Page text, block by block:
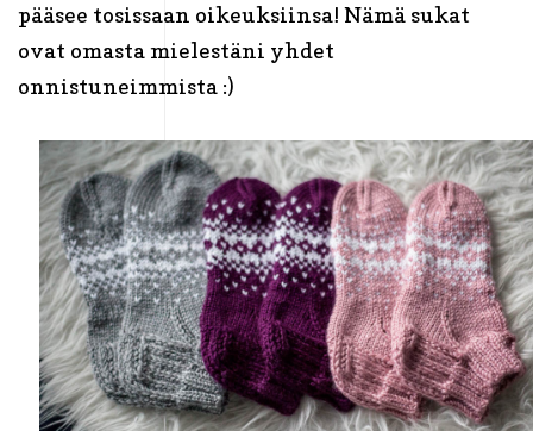
pääsee tosissaan oikeuksiinsa! Nämä sukat
ovat omasta mielestäni yhdet
onnistuneimmista :)